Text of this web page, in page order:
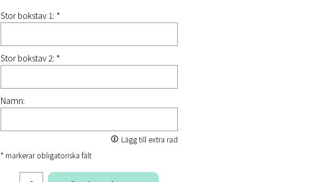
Stor bokstav 1: *
Stor bokstav 2: *
Namn:
Lägg till extra rad
* markerar obligatoriska fält